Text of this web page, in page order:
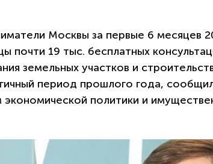
Москвы за первые 6 месяцев
почти 19 тыс. бесплатных
земельных участков и
период прошлого года,
политики и